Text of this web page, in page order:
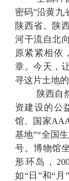
密码”沿黄九
陕西省。陕
河干流自北
原紧紧相依
章。今天，
寻这片土地的
陕西自
资建设的公
馆、国家
基地”“全国
号。博物馆
形环岛，
如“日”和“